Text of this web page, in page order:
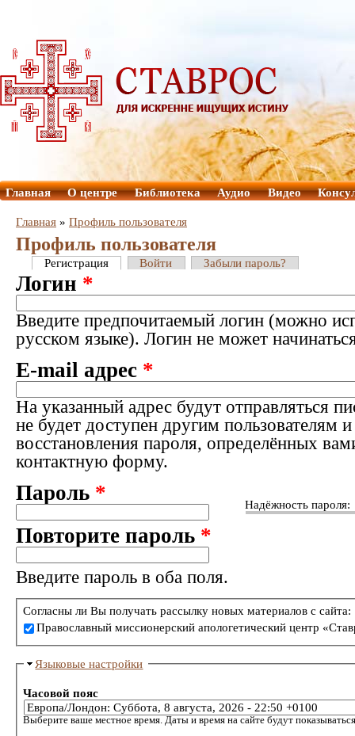
Главная О центре Библиотека Аудио Видео
Главная » Профиль пользователя
Профиль пользователя
Регистрация Войти Забыли пароль?
Логин *
Введите предпочитаемый логин (можно
русском языке). Логин не может
E-mail адрес *
На указанный адрес будут отправляться
не будет доступен другим пользователям
восстановления пароля, определённых
контактную форму.
Надёжность пароля:
Пароль *
Повторите пароль *
Введите пароль в оба поля.
Согласны ли Вы получать рассылку новых материалов с сайта:
Православный миссионерский апологетический центр
Языковые настройки
Часовой пояс
Выберите ваше местное время. Даты и время на сайте будут